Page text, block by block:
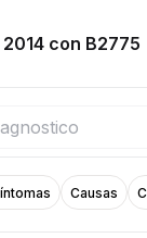
con B2775
Causas